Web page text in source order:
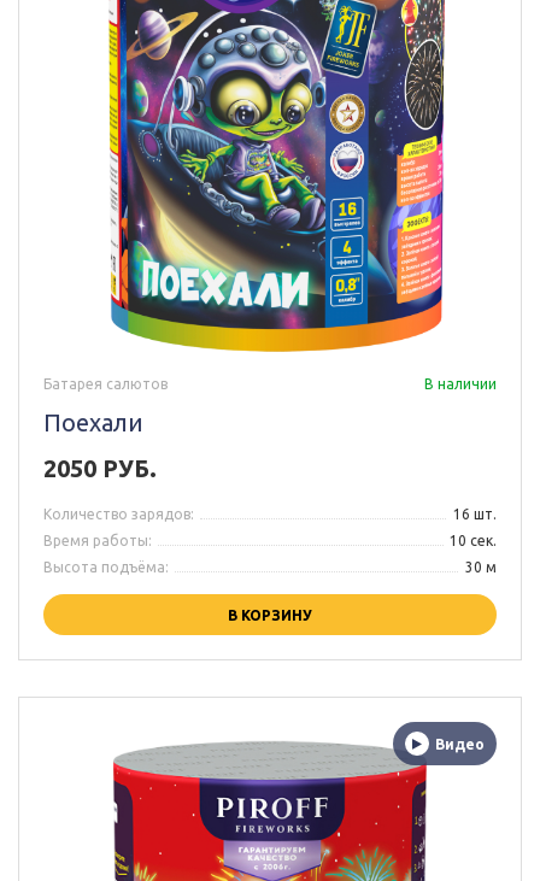
Батарея салютов В наличии
Поехали
2050 РУБ.
Количество зарядов:
16 шт.
Время работы:
10 сек.
Высота подъёма:
30 м
В КОРЗИНУ
Видео